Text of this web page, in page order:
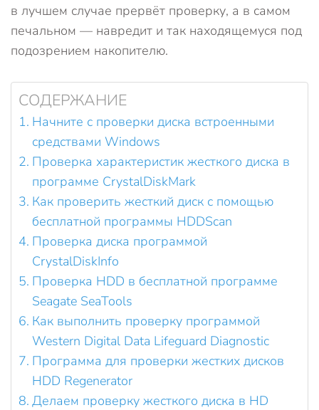
в лучшем случае прервёт проверку, а в самом
печальном — навредит и так находящемуся под
подозрением накопителю.
СОДЕРЖАНИЕ
Начните с проверки диска встроенными
средствами Windows
Проверка характеристик жесткого диска в
программе CrystalDiskMark
Как проверить жесткий диск с помощью
бесплатной программы HDDScan
Проверка диска программой
CrystalDiskInfo
Проверка HDD в бесплатной программе
Seagate SeaTools
Как выполнить проверку программой
Western Digital Data Lifeguard Diagnostic
Программа для проверки жестких дисков
HDD Regenerator
Делаем проверку жесткого диска в HD